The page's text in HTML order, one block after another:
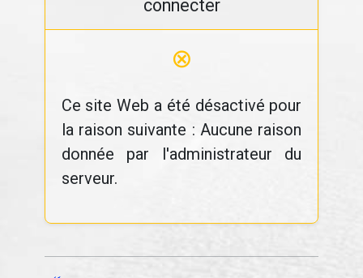
connecter
⊗
Ce site Web a été désactivé pour
la raison suivante : Aucune raison
donnée par l'administrateur du
serveur.